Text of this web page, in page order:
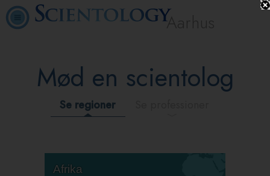
Aarhus
Mød en scientolog
Se regioner
Afrika